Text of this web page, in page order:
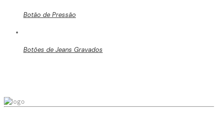
Botão de Pressão
Botões de Jeans Gravados